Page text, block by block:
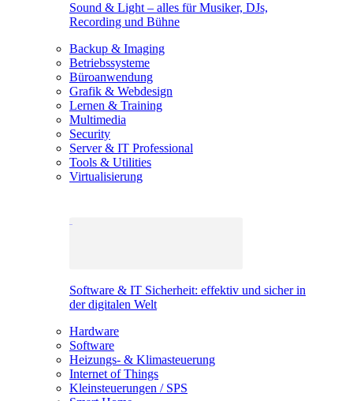
Sound & Light – alles für Musiker, DJs,
Recording und Bühne
Backup & Imaging
Betriebssysteme
Büroanwendung
Grafik & Webdesign
Lernen & Training
Multimedia
Security
Server & IT Professional
Tools & Utilities
Virtualisierung
Software & IT Sicherheit: effektiv und sicher in
der digitalen Welt
Hardware
Software
Heizungs- & Klimasteuerung
Internet of Things
Kleinsteuerungen / SPS